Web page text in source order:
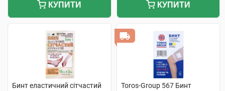
КУПИТИ КУПИТИ
Бинт еластичний сітчастий
Toros-Group 567 Бинт